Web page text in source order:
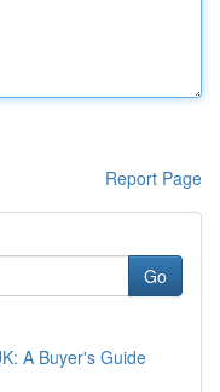
Report Page
Go
A Buyer's Guide